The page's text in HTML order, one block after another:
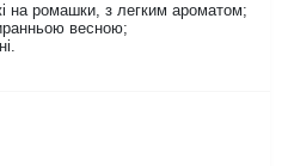
на ромашки, з легким ароматом;
весною;